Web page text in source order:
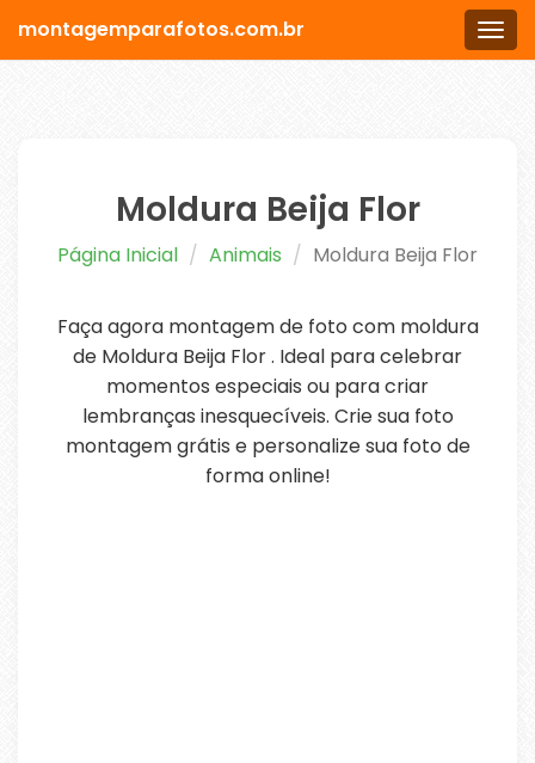
Menu
montagemparafotos.com.br
Moldura Beija Flor
Página Inicial Animais Moldura Beija Flor
Faça agora montagem de foto com moldura
de Moldura Beija Flor . Ideal para celebrar
momentos especiais ou para criar
lembranças inesquecíveis. Crie sua foto
montagem grátis e personalize sua foto de
forma online!